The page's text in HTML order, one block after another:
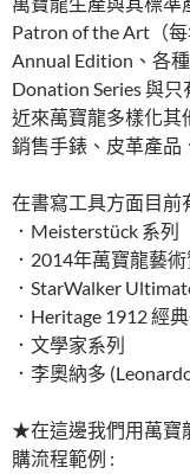
Patron of the Art（
Annual Edition、各
Donation Series 與
近來萬寶龍多樣化其
銷售手錶、皮革產品
在書寫工具方面目前
．Meisterstück 系列
．2014年萬寶龍藝
．StarWalker
．Heritage 1912 經
．文學家系列
．李奧納多
★在這邊我們用萬寶
購流程範例 :